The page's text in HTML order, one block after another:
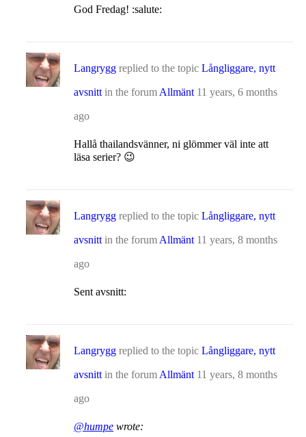
God Fredag! :salute:
Langrygg replied to the topic Långliggare, nytt
avsnitt in the forum Allmänt 11 years, 6 months
ago
Hallå thailandsvänner, ni glömmer väl inte att
läsa serier? 😉
Langrygg replied to the topic Långliggare, nytt
avsnitt in the forum Allmänt 11 years, 8 months
ago
Sent avsnitt:
Langrygg replied to the topic Långliggare, nytt
avsnitt in the forum Allmänt 11 years, 8 months
ago
@humpe wrote: